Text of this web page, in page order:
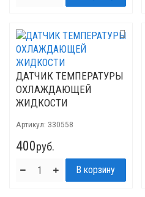
ДАТЧИК ТЕМПЕРАТУРЫ
ОХЛАЖДАЮЩЕЙ
ЖИДКОСТИ
Артикул: 330558
400руб.